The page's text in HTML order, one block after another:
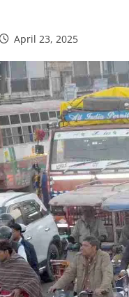
April 23, 2025